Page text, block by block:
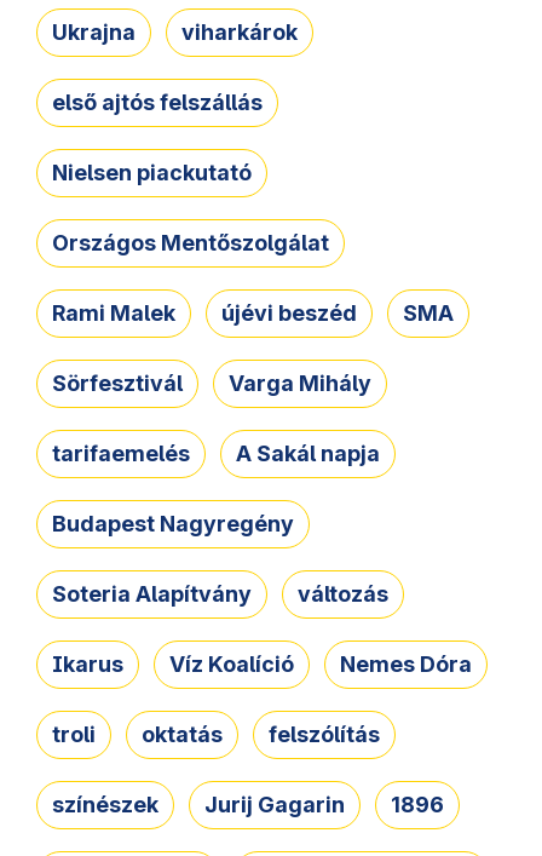
Ukrajna viharkárok
első ajtós felszállás
Nielsen piackutató
Országos Mentőszolgálat
Rami Malek újévi beszéd SMA
Sörfesztivál Varga Mihály
tarifaemelés A Sakál napja
Budapest Nagyregény
Soteria Alapítvány változás
Ikarus Víz Koalíció Nemes Dóra
troli oktatás felszólítás
színészek Jurij Gagarin 1896